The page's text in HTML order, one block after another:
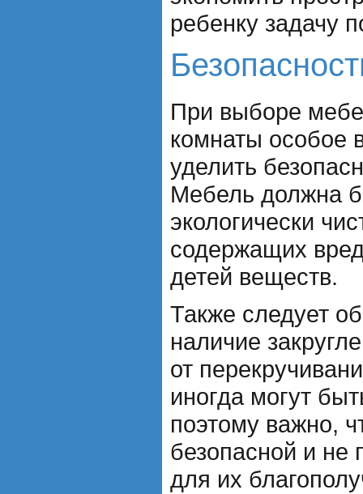
ребенку задачу
При выборе
комнаты особое
уделить
Мебель должна
экологически
содержащих
детей веществ.
Также следует
наличие
от
иногда могут
поэтому важно,
безопасной и не
для их